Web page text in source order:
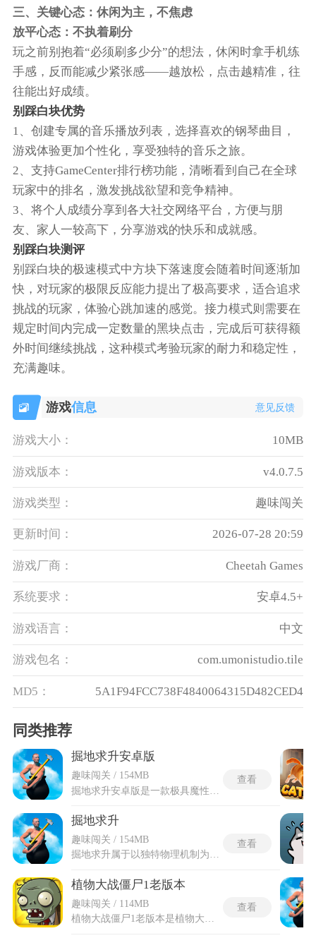
三、关键心态：休闲为主，不焦虑
放平心态：不执着刷分
玩之前别抱着“必须刷多少分”的想法，休闲时拿手机练
手感，反而能减少紧张感——越放松，点击越精准，往
往能出好成绩。
别踩白块优势
1、创建专属的音乐播放列表，选择喜欢的钢琴曲目，
游戏体验更加个性化，享受独特的音乐之旅。
2、支持GameCenter排行榜功能，清晰看到自己在全球
玩家中的排名，激发挑战欲望和竞争精神。
3、将个人成绩分享到各大社交网络平台，方便与朋
友、家人一较高下，分享游戏的快乐和成就感。
别踩白块测评
别踩白块的极速模式中方块下落速度会随着时间逐渐加
快，对玩家的极限反应能力提出了极高要求，适合追求
挑战的玩家，体验心跳加速的感觉。接力模式则需要在
规定时间内完成一定数量的黑块点击，完成后可获得额
外时间继续挑战，这种模式考验玩家的耐力和稳定性，
充满趣味。
游戏信息 意见反馈
游戏大小： 10MB
游戏版本： v4.0.7.5
游戏类型： 趣味闯关
更新时间： 2026-07-28 20:59
游戏厂商： Cheetah Games
系统要求： 安卓4.5+
游戏语言： 中文
游戏包名： com.umonistudio.tile
MD5： 5A1F94FCC738F4840064315D482CED4
同类推荐
掘地求升安卓版
趣味闯关 / 154MB
查看
掘地求升
趣味闯关 / 154MB
掘地求升属于以独特物理机制为核心玩法的休闲攀爬闯关游戏，极具挑战性的设计而在全球范围内广受关注。操控一位坐在罐子中、仅凭一把长柄大锤作为行动工具的角色，目标是通过精确的摆动操作，利用锤子勾拉或支撑环境中的物体，不断向上攀登，最终抵达终点。操作直观简单，仅通过触屏滑动即可控制大锤的挥动角度与力度，基于真实物理引擎的反馈使得每一次移动都充满变数，攀登途中一旦操作失误导致失去平衡，角色便可能从高处一路跌落。初始状态就是全部战力，通关者必须依靠自身对杠杆原理和摆荡节奏的反复揣摩来突破每一处天然障碍，整个流程不存在保存点，连续攀爬时间被设计在数小时乃至更长时间范围内。
查看
植物大战僵尸1老版本
趣味闯关 / 114MB
查看